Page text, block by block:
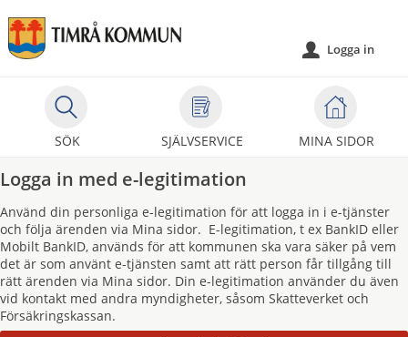
Välkommen
till
självservice
kommun
SÖK SJÄLVSERVICE MINA SIDOR
u Logga in
Logga in med e-legitimation
Använd din personliga e-legitimation för att logga in i e-tjänster
och följa ärenden via Mina sidor. E-legitimation, t ex BankID eller
Mobilt BankID, används för att kommunen ska vara säker på vem
det är som använt e-tjänsten samt att rätt person får tillgång till
rätt ärenden via Mina sidor. Din e-legitimation använder du även
vid kontakt med andra myndigheter, såsom Skatteverket och
Försäkringskassan.